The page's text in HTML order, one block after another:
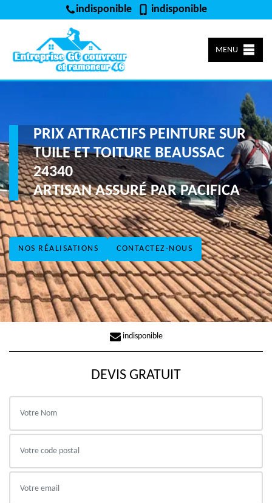
indisponible indisponible
MENU
NOS RÉALISATIONS CONTACTEZ-NOUS
PRIX ATTRACTIFS PEINTURE SUR
TUILE ET TOITURE BEAUSSAC
24340
ARTISAN ASSURÉ PAR PACIFICA
indisponible
DEVIS GRATUIT